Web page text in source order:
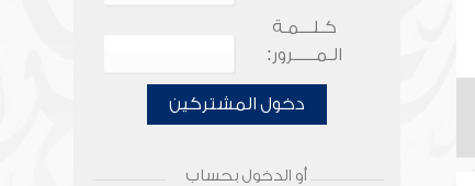
كـلـــمـة
الـمـــــرور:
دخول المشتركين
أو الدخول بحساب